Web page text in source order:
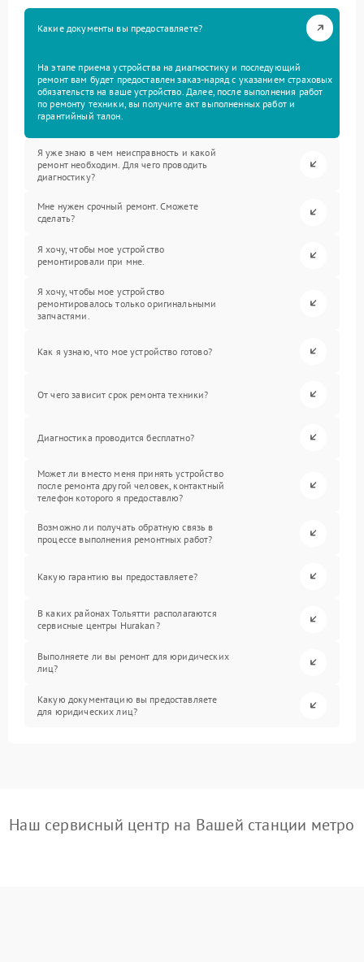
Какие документы вы предоставляете?
На этапе приема устройства на диагностику и последующий
ремонт вам будет предоставлен заказ-наряд с указанием страховых
обязательств на ваше устройство. Далее, после выполнения работ
по ремонту техники, вы получите акт выполненных работ и
гарантийный талон.
Я уже знаю в чем неисправность и какой
ремонт необходим. Для чего проводить
диагностику?
Мне нужен срочный ремонт. Сможете
сделать?
Я хочу, чтобы мое устройство
ремонтировали при мне.
Я хочу, чтобы мое устройство
ремонтировалось только оригинальными
запчастями.
Как я узнаю, что мое устройство готово?
От чего зависит срок ремонта техники?
Диагностика проводится бесплатно?
Может ли вместо меня принять устройство
после ремонта другой человек, контактный
телефон которого я предоставлю?
Возможно ли получать обратную связь в
процессе выполнения ремонтных работ?
Какую гарантию вы предоставляете?
В каких районах Тольятти располагаются
сервисные центры Hurakan?
Выполняете ли вы ремонт для юридических
лиц?
Какую документацию вы предоставляете
для юридических лиц?
Наш сервисный центр на Вашей станции метро